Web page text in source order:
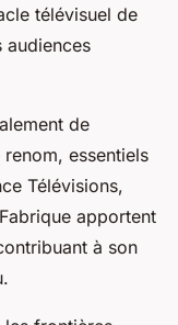
télévisuel de
audiences
de
essentiels
Télévisions,
apportent
à son